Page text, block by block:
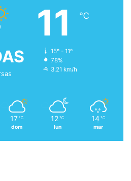
11 ℃
15º - 11º
78%
3.21 km/h
17 ℃
dom
12 ℃
lun
14 ℃
mar